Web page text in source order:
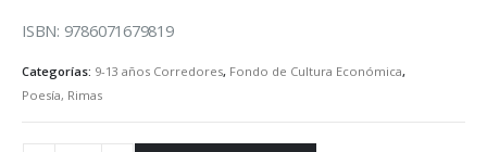
ISBN: 9786071679819
Categorías: 9-13 años Corredores, Fondo de Cultura Económica,
Poesía, Rimas